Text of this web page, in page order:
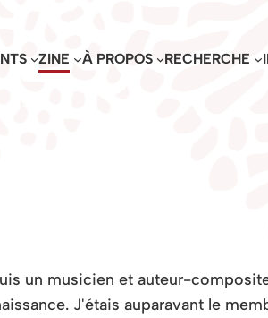
ZINE À PROPOS RECHERCHE
un musicien et auteur-
J'étais auparavant le